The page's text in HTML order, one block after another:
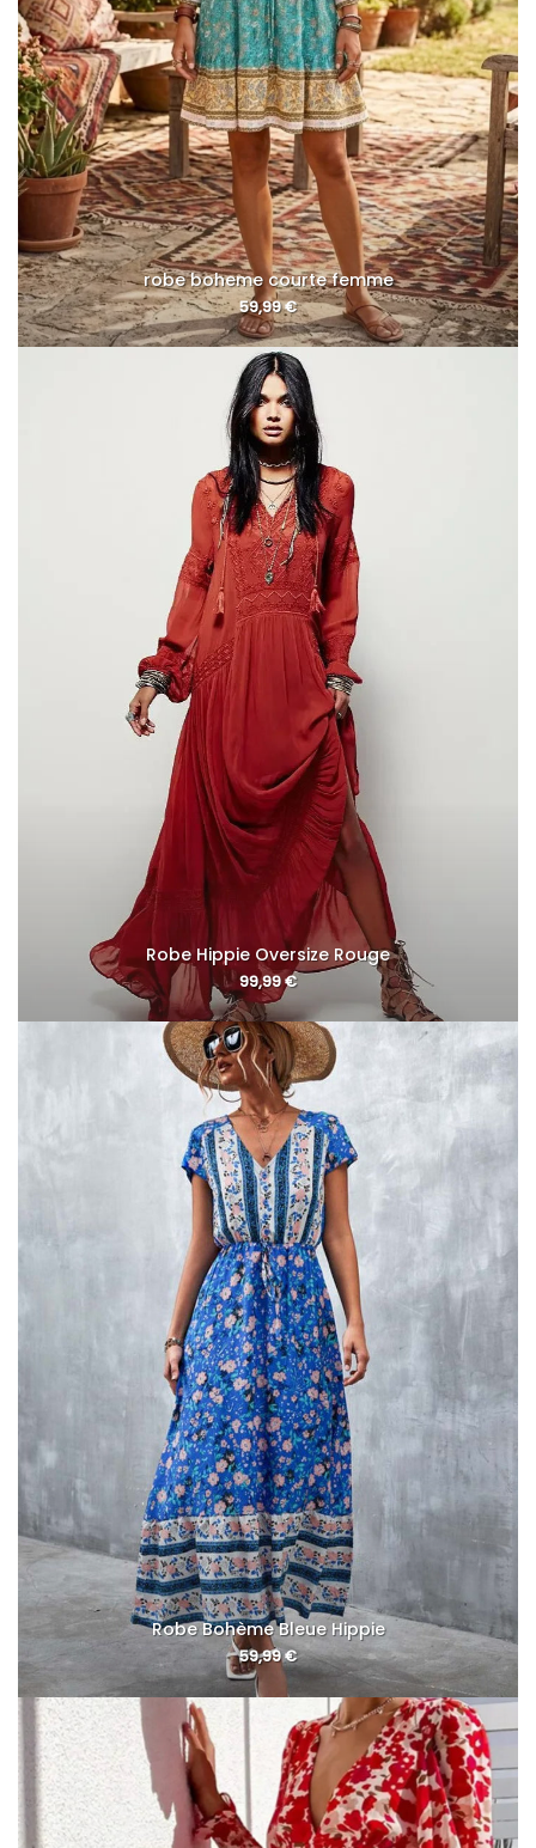
robe boheme courte femme
59,99€
Robe Hippie Oversize Rouge
99,99€
Robe Bohème Bleue Hippie
59,99€